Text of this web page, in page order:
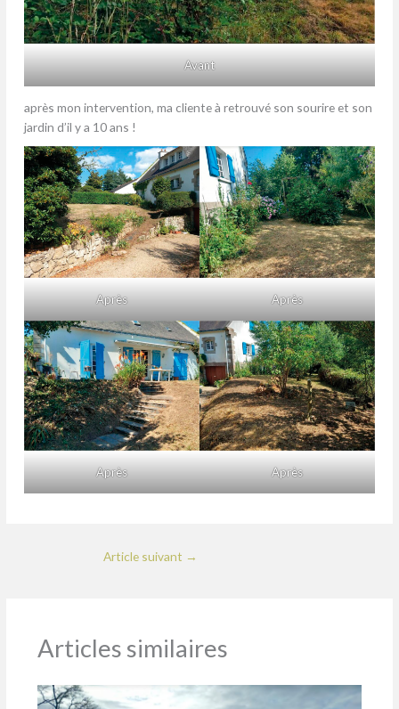
Avant
après mon intervention, ma cliente à retrouvé son sourire et son
jardin d’il y a 10 ans !
Après Après
Après Après
Article suivant →
Articles similaires